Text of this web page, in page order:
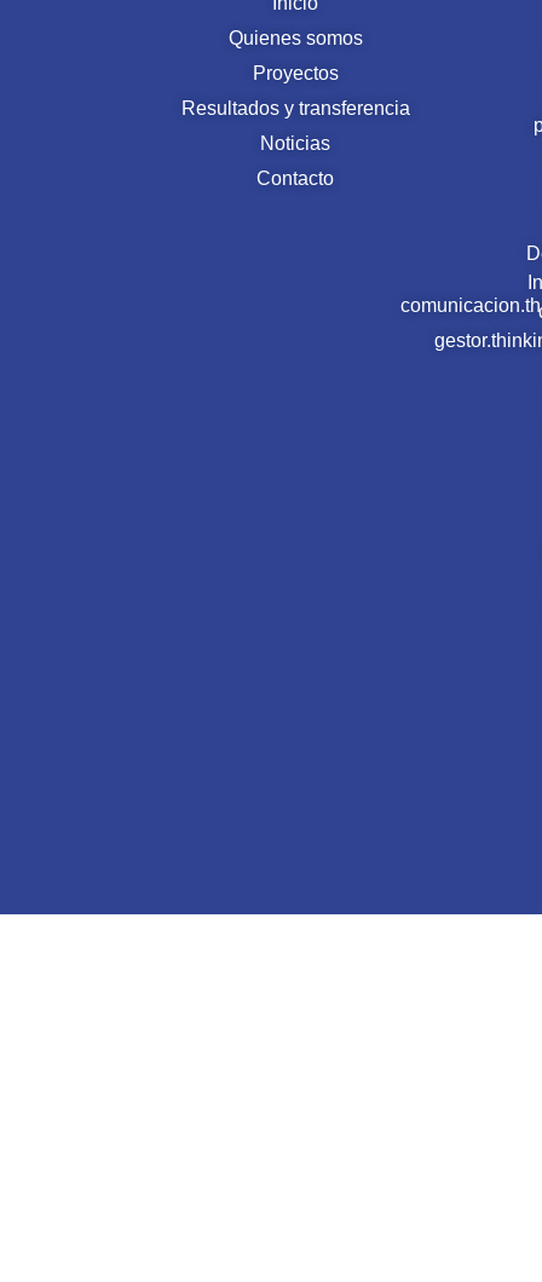
Quienes somos
Proyectos
Resultados y transferencia
Noticias
Contacto